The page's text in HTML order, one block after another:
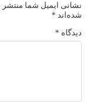
نشانی ایمیل شما منتشر
شده‌اند *
دیدگاه *